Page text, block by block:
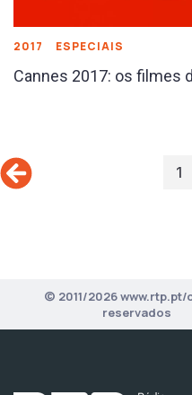
2017 ESPECIAIS
Cannes 2017: os filmes
1
© 2011/2026
reservados